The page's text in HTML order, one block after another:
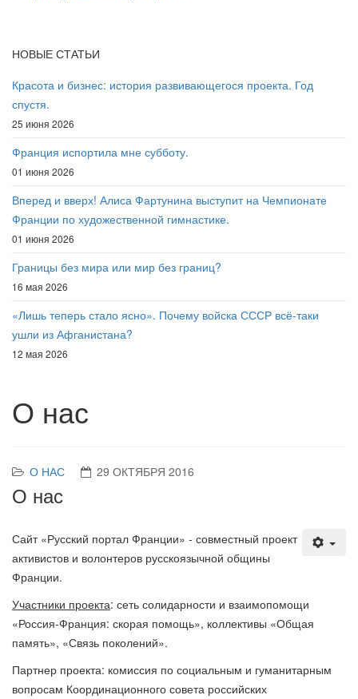
НОВЫЕ СТАТЬИ
Красота и бизнес: история развивающегося проекта. Год
спустя.
25 июня 2026
Франция испортила мне субботу.
01 июня 2026
Вперед и вверх! Алиса Фартунина выступит на Чемпионате
Франции по художественной гимнастике.
01 июня 2026
Границы без мира или мир без границ?
16 мая 2026
«Лишь теперь стало ясно». Почему войска СССР всё-таки
ушли из Афганистана?
12 мая 2026
О нас
О НАС 29 ОКТЯБРЯ 2016
О нас
Сайт «Русский портал Франции» - совместный проект
активистов и волонтеров русскоязычной общины
Франции.
Участники проекта: сеть солидарности и взаимопомощи
«Россия-Франция: скорая помощь», коллективы «Общая
память», «Связь поколений».
Партнер проекта: комиссия по социальным и гуманитарным
вопросам Координационного совета российских